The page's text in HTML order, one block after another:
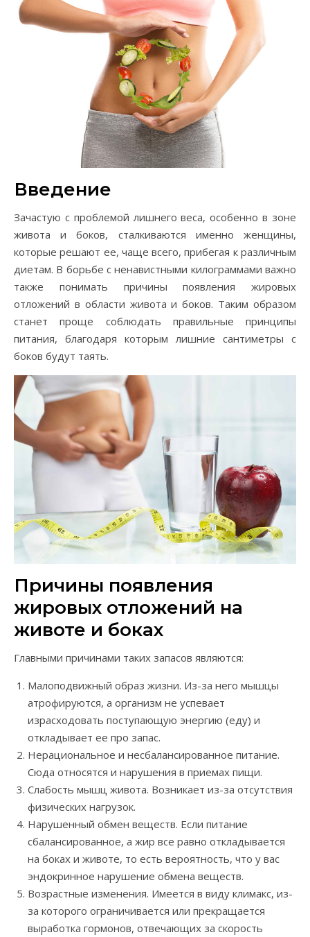
Введение
Зачастую с проблемой лишнего веса, особенно в зоне
живота и боков, сталкиваются именно женщины,
которые решают ее, чаще всего, прибегая к различным
диетам. В борьбе с ненавистными килограммами важно
также понимать причины появления жировых
отложений в области живота и боков. Таким образом
станет проще соблюдать правильные принципы
питания, благодаря которым лишние сантиметры с
боков будут таять.
Причины появления
жировых отложений на
животе и боках
Главными причинами таких запасов являются:
Малоподвижный образ жизни. Из-за него мышцы
атрофируются, а организм не успевает
израсходовать поступающую энергию (еду) и
откладывает ее про запас.
Нерациональное и несбалансированное питание.
Сюда относятся и нарушения в приемах пищи.
Слабость мышц живота. Возникает из-за отсутствия
физических нагрузок.
Нарушенный обмен веществ. Если питание
сбалансированное, а жир все равно откладывается
на боках и животе, то есть вероятность, что у вас
эндокринное нарушение обмена веществ.
Возрастные изменения. Имеется в виду климакс, из-
за которого ограничивается или прекращается
выработка гормонов, отвечающих за скорость